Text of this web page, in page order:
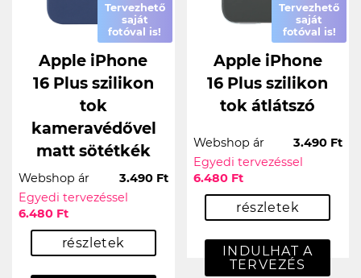
Tervezhető
saját
fotóval is!
Apple iPhone
16 Plus szilikon
tok
kameravédővel
matt sötétkék
Webshop ár
3.490 Ft
Egyedi tervezéssel
6.480 Ft
részletek
Tervezhető
saját
fotóval is!
Apple iPhone
16 Plus szilikon
tok átlátszó
Webshop ár
3.490 Ft
Egyedi tervezéssel
6.480 Ft
részletek
INDULHAT A
TERVEZÉS